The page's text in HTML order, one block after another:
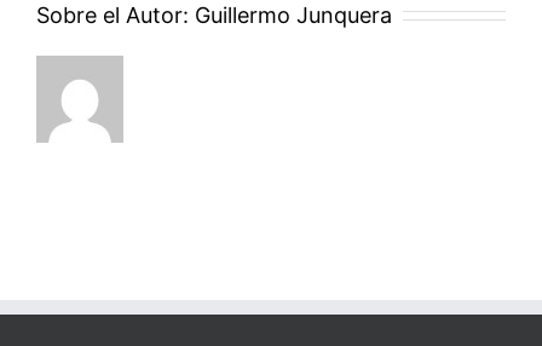
Sobre el Autor: Guillermo Junquera